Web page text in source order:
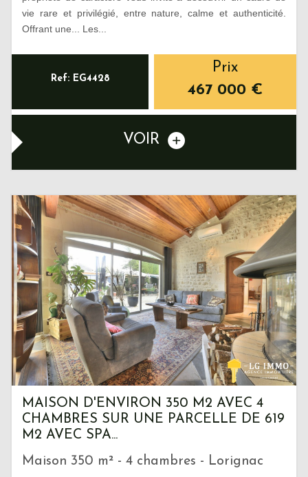
vie rare et privilégié, entre nature, calme et authenticité.
Offrant une... Les...
Ref: EG4428
Prix
467 000 €
VOIR
MAISON D'ENVIRON 350 M2 AVEC 4
CHAMBRES SUR UNE PARCELLE DE 619
M2 AVEC SPA...
Maison 350 m² - 4 chambres - Lorignac